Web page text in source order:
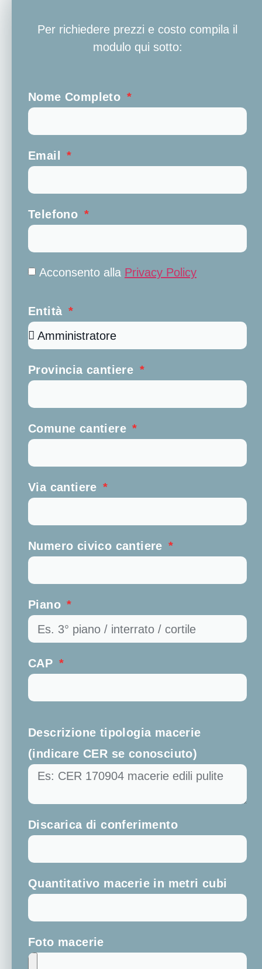
Per richiedere prezzi e costo compila il
modulo qui sotto:
Nome Completo
Email
Telefono
Acconsento alla Privacy Policy
Entità
Provincia cantiere
Comune cantiere
Via cantiere
Numero civico cantiere
Piano
CAP
Descrizione tipologia macerie
(indicare CER se conosciuto)
Discarica di conferimento
Quantitativo macerie in metri cubi
Foto macerie